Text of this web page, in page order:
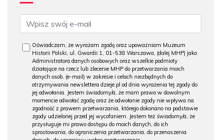
Oświadczam, że wyrażam zgodę oraz upoważniam Muzeum
Historii Polski, ul. Gwardii 1, 01-538 Warszawa, (dalej MHP) jako
Administratora danych osobowych oraz wszelkie podmioty
działające na rzecz lub zlecenie MHP do przetwarzania moich
danych osob. (e-mail) w zakresie i celach niezbędnych do
otrzymywania newslettera dzieje.pl od dnia wyrażenia tej zgody do
jej odwołania. Jestem świadomy/a, że mam prawo w dowolnym
momencie odwołać zgodę oraz że odwołanie zgody nie wpływa na
zgodność z prawem przetwarzania, którego dokonano na podstawie
zgody udzielonej przed jej wycofaniem. Jestem też świadomy/a, że
przysługuje mi prawo dostępu do moich danych, do ich
sprostowania, do ograniczenia przetwarzania, do przenoszenia